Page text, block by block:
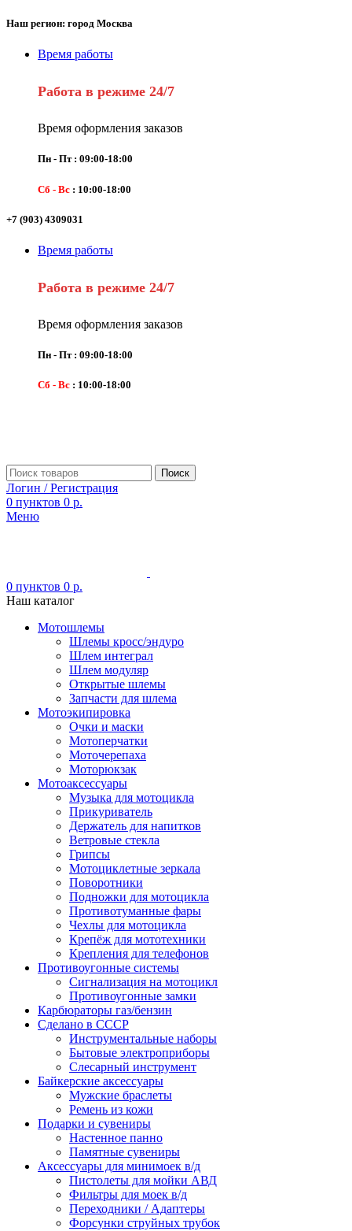
Наш регион: город Москва
Время работы
Работа в режиме 24/7
Время оформления заказов
Пн - Пт : 09:00-18:00
Сб - Вс : 10:00-18:00
+7 (903) 4309031
Время работы
Работа в режиме 24/7
Время оформления заказов
Пн - Пт : 09:00-18:00
Сб - Вс : 10:00-18:00
Поиск
Логин / Регистрация
0 пунктов 0 р.
Меню
0 пунктов 0 р.
Наш каталог
Мотошлемы
Шлемы кросс/эндуро
Шлем интеграл
Шлем модуляр
Открытые шлемы
Запчасти для шлема
Мотоэкипировка
Очки и маски
Мотоперчатки
Моточерепаха
Моторюкзак
Мотоаксессуары
Музыка для мотоцикла
Прикуриватель
Держатель для напитков
Ветровые стекла
Грипсы
Мотоциклетные зеркала
Поворотники
Подножки для мотоцикла
Противотуманные фары
Чехлы для мотоцикла
Крепёж для мототехники
Крепления для телефонов
Противоугонные системы
Сигнализация на мотоцикл
Противоугонные замки
Карбюраторы газ/бензин
Сделано в СССР
Инструментальные наборы
Бытовые электроприборы
Слесарный инструмент
Байкерские аксессуары
Мужские браслеты
Ремень из кожи
Подарки и сувениры
Настенное панно
Памятные сувениры
Аксессуары для минимоек в/д
Пистолеты для мойки АВД
Фильтры для моек в/д
Переходники / Адаптеры
Форсунки струйных трубок